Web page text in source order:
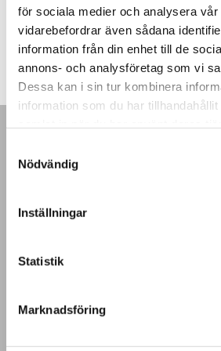
för sociala medier och analysera
vidarebefordrar även sådana
information från din enhet till de
annons- och analysföretag som vi
Dessa kan i sin tur kombinera
information som du har
Nödvändig
Inställningar
Statistik
Marknadsföring
2,950.00kr